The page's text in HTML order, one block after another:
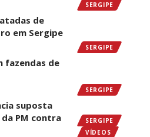
SERGIPE
SERGIPE
de
em Sergipe
SERGIPE
fazendas de
SERGIPE
VÍDEOS
suposta
PM contra